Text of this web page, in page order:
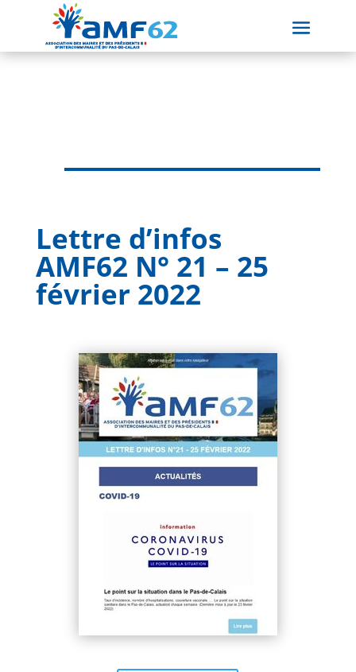
Lettre d’infos
AMF62 N° 21 – 25
février 2022